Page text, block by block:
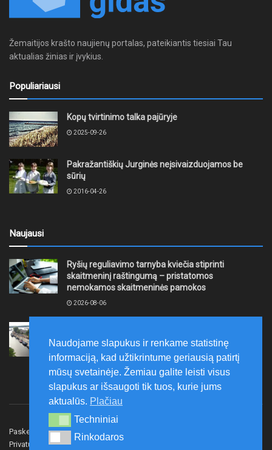
Žemaitijos krašto naujienų portalas, pateikiantis tiesiai Tau
aktualias žinias ir įvykius.
Populiariausi
Kopų tvirtinimo talka pajūryje
2025-09-26
Pakražantiškių Jurginės neįsivaizduojamos be
sūrių
2016-04-26
Naujausi
Ryšių reguliavimo tarnyba kviečia stiprinti
skaitmeninį raštingumą – pristatomos
nemokamos skaitmeninės pamokos
2026-08-06
Klaipėdoje juda į priekį
2026-08-06
Paskelbk naujieną Rašyti redakcijai
Privatumo politika
Naudojame slapukus ir renkame statistinę
informaciją, kad užtikrintume geriausią patirtį
mūsų svetainėje. Žemiau galite leisti visus
slapukus ar išsaugoti tik tuos, kurie jums
aktualūs. Plačiau
Techniniai
Techniniai
Rinkodaros
Rinkodaros